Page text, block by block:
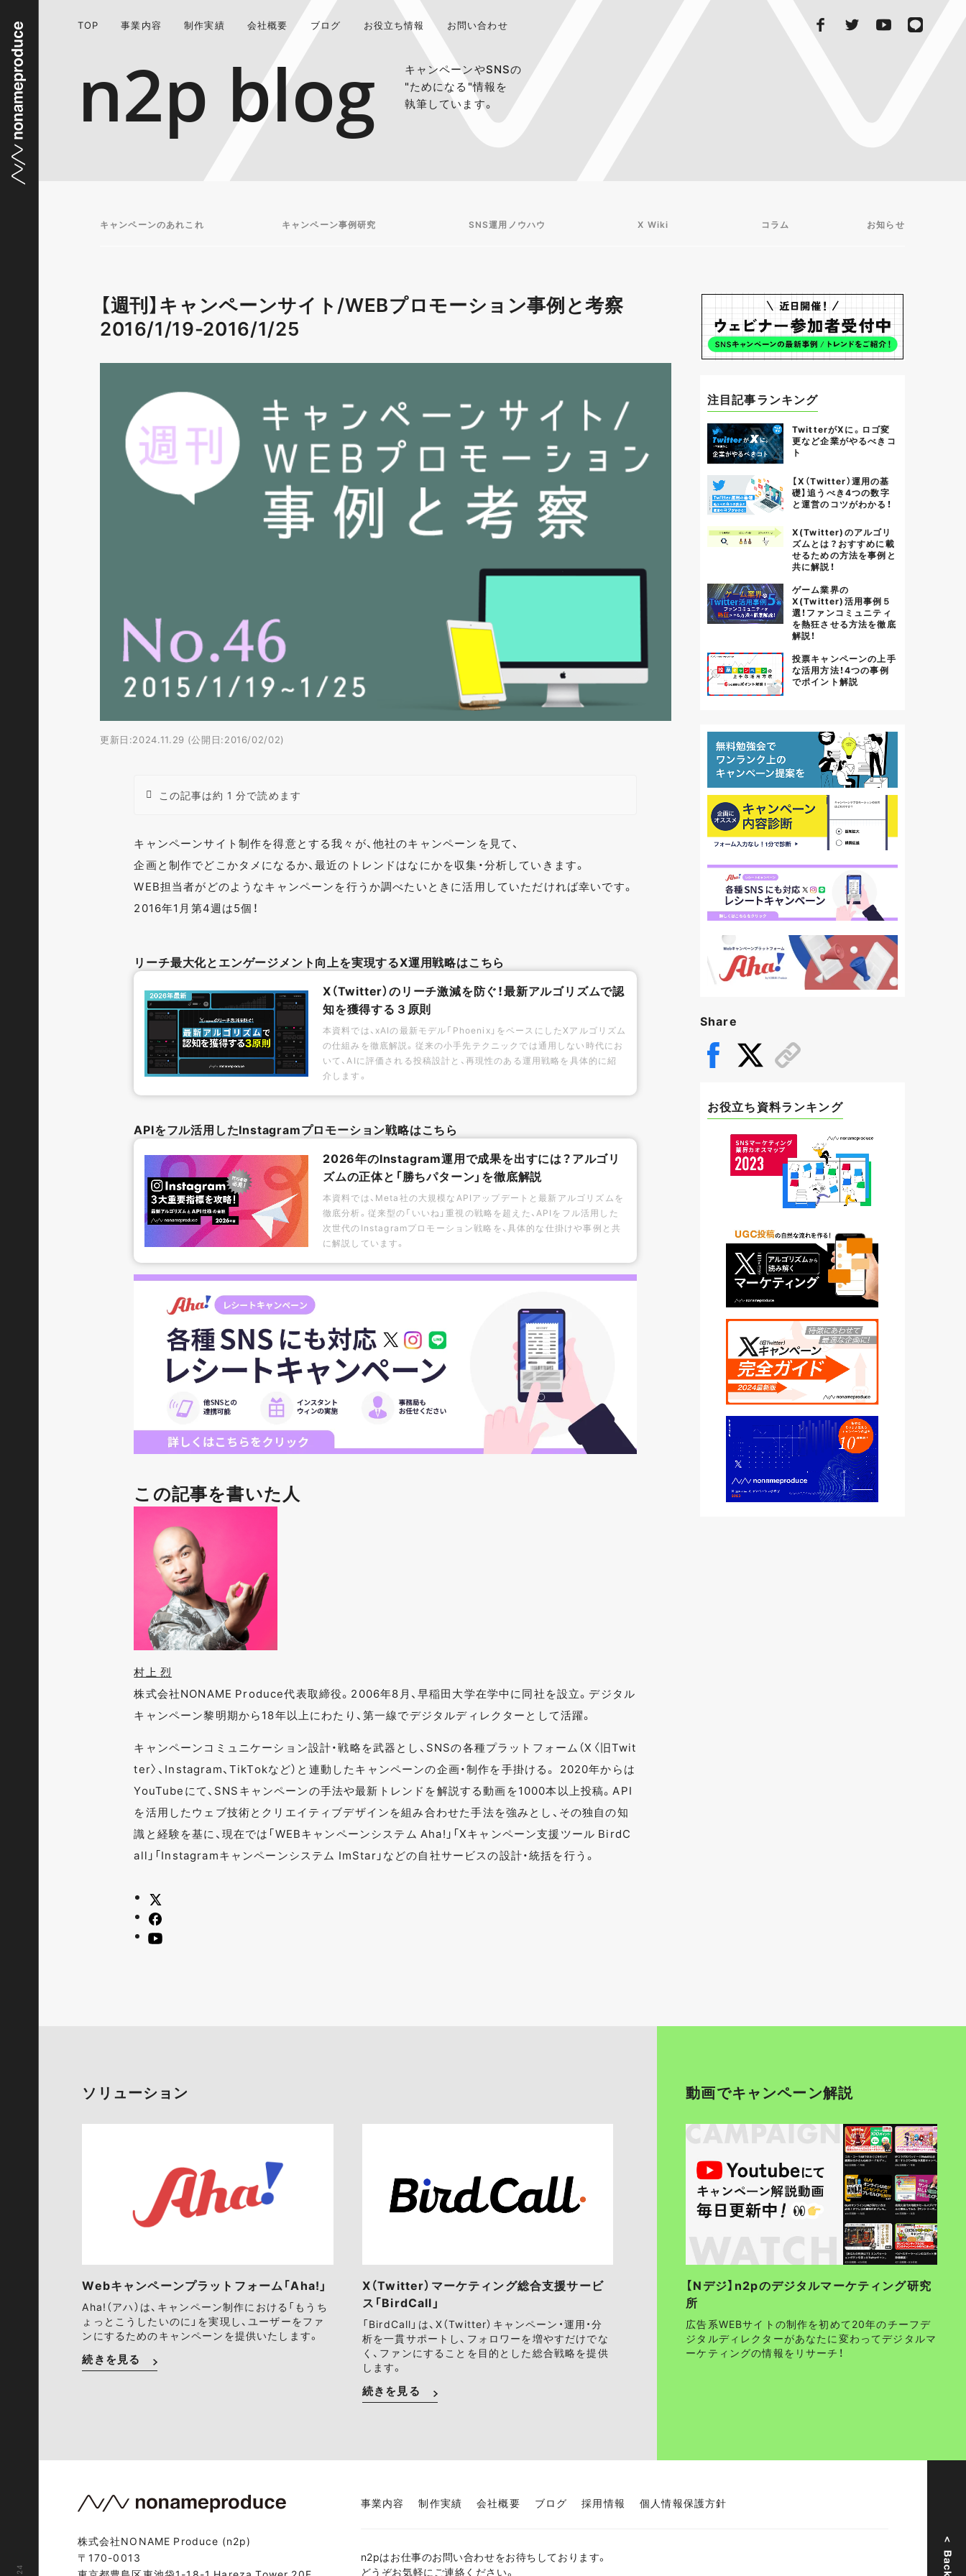
TOP 事業内容 制作実績 会社概要 ブログ お役立ち情報 お問い合わせ
n2p blog
キャンペーンやSNSの
"ためになる"情報を
執筆しています。
キャンペーンのあれこれ キャンペーン事例研究 SNS運用ノウハウ X Wiki コラム お知らせ
【週刊】キャンペーンサイト/WEBプロモーション事例と考察
2016/1/19-2016/1/25
更新日:2024.11.29 (公開日:2016/02/02)
この記事は約 1 分で読めます
キャンペーンサイト制作を得意とする我々が、他社のキャンペーンを見て、
企画と制作でどこかタメになるか、最近のトレンドはなにかを収集・分析していきます。
WEB担当者がどのようなキャンペーンを行うか調べたいときに活用していただければ幸いです。
2016年1月第4週は5個！
リーチ最大化とエンゲージメント向上を実現するX運用戦略はこちら
X（Twitter）のリーチ激減を防ぐ！最新アルゴリズムで認
知を獲得する３原則
本資料では、xAIの最新モデル「Phoenix」をベースにしたXアルゴリズム
の仕組みを徹底解説。従来の小手先テクニックでは通用しない時代にお
いて、AIに評価される投稿設計と、再現性のある運用戦略を具体的に紹
介します。
APIをフル活用したInstagramプロモーション戦略はこちら
2026年のInstagram運用で成果を出すには？アルゴリ
ズムの正体と「勝ちパターン」を徹底解説
本資料では、Meta社の大規模なAPIアップデートと最新アルゴリズムを
徹底分析。従来型の「いいね」重視の戦略を超えた、APIをフル活用した
次世代のInstagramプロモーション戦略を、具体的な仕掛けや事例と共
に解説しています。
この記事を書いた人
村上 烈
株式会社NONAME Produce代表取締役。2006年8月、早稲田大学在学中に同社を設立。デジタル
キャンペーン黎明期から18年以上にわたり、第一線でデジタルディレクターとして活躍。
キャンペーンコミュニケーション設計・戦略を武器とし、SNSの各種プラットフォーム（X〈旧Twit
ter〉、Instagram、TikTokなど）と連動したキャンペーンの企画・制作を手掛ける。 2020年からは
YouTubeにて、SNSキャンペーンの手法や最新トレンドを解説する動画を1000本以上投稿。API
を活用したウェブ技術とクリエイティブデザインを組み合わせた手法を強みとし、その独自の知
識と経験を基に、現在では「WEBキャンペーンシステム Aha!」「Xキャンペーン支援ツール BirdC
all」「Instagramキャンペーンシステム ImStar」などの自社サービスの設計・統括を行う。
注目記事ランキング
TwitterがXに。ロゴ変
更など企業がやるべきコ
ト
【X（Twitter）運用の基
礎】追うべき4つの数字
と運営のコツがわかる！
X(Twitter)のアルゴリ
ズムとは？おすすめに載
せるための方法を事例と
共に解説！
ゲーム業界の
X(Twitter)活用事例５
選！ファンコミュニティ
を熱狂させる方法を徹底
解説！
投票キャンペーンの上手
な活用方法！4つの事例
でポイント解説
Share
お役立ち資料ランキング
ソリューション
Webキャンペーンプラットフォーム「Aha!」
Aha!（アハ）は、キャンペーン制作における「もうち
ょっとこうしたいのに」を実現し、ユーザーをファ
ンにするためのキャンペーンを提供いたします。
続きを見る
X（Twitter）マーケティング総合支援サービ
ス「BirdCall」
「BirdCall」は、X（Twitter）キャンペーン・運用・分
析を一貫サポートし、フォロワーを増やすだけでな
く、ファンにすることを目的とした総合戦略を提供
します。
続きを見る
動画でキャンペーン解説
【Nデジ】n2pのデジタルマーケティング研究
所
広告系WEBサイトの制作を初めて20年のチーフデ
ジタルディレクターがあなたに変わってデジタルマ
ーケティングの情報をリサーチ！
株式会社NONAME Produce (n2p)
〒170-0013
事業内容 制作実績 会社概要 ブログ 採用情報 個人情報保護方針
n2pはお仕事のお問い合わせをお待ちしております。
どうぞお気軽にご連絡ください。